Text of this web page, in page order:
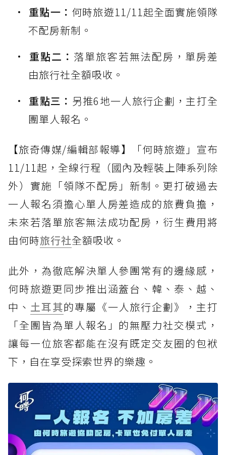
重點一： 何時旅遊11/11起全面實施領隊
不配房新制。
重點二： 落單旅客若無法配房，單房差
由旅行社全額吸收。
重點三： 另推6地一人旅行企劃，主打全
團單人報名。
【旅奇傳媒/編輯部報導】「何時旅遊」宣布
11/11起，全線行程（國內及輕裝上陣系列除
外）實施「領隊不配房」新制。更打破過去
一人報名須擔心單人房差造成的旅費負擔，
未來若落單旅客無法成功配房，衍生費用將
由何時旅行社全額吸收。
此外，為徹底解決單人參團常有的邊緣感，
何時旅遊更同步推出涵蓋台、韓、泰、越、
中、 土耳其的專屬《一人旅行企劃》，主打
「全團皆為單人報名」的無壓力社交模式，
讓每一位旅客都能在沒有既定交友圈的包袱
下，自在享受探索世界的樂趣。